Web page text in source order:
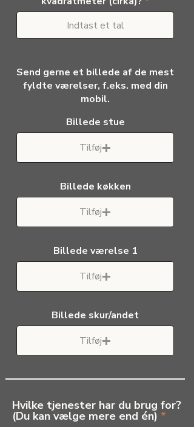
Send gerne et billede af de mest
fyldte værelser, f.eks. med din
mobil.
Billede stue
Tilføj
Billede køkken
Tilføj
Billede værelse 1
Tilføj
Billede skur/andet
Tilføj
Hvilke tjenester har du brug for?
(Du kan vælge mere end én) *